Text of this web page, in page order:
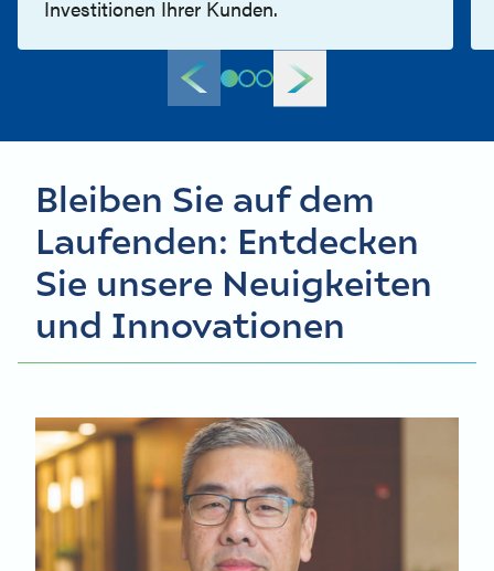
Investitionen Ihrer Kunden.
Bleiben Sie auf dem
Laufenden: Entdecken
Sie unsere Neuigkeiten
und Innovationen